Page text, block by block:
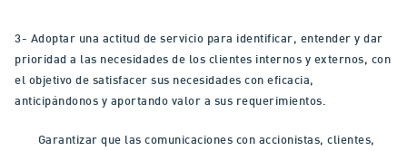
3- Adoptar una actitud de servicio para identificar, entender y dar
prioridad a las necesidades de los clientes internos y externos, con
el objetivo de satisfacer sus necesidades con eficacia,
anticipándonos y aportando valor a sus requerimientos.
Garantizar que las comunicaciones con accionistas, clientes,